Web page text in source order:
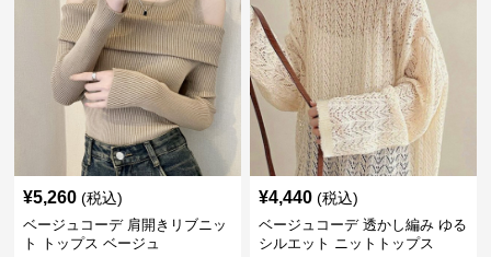
¥5,260 (税込)
ベージュコーデ 肩開きリブニッ
ト トップス ベージュ
¥4,440 (税込)
ベージュコーデ 透かし編み ゆる
シルエット ニットトップス